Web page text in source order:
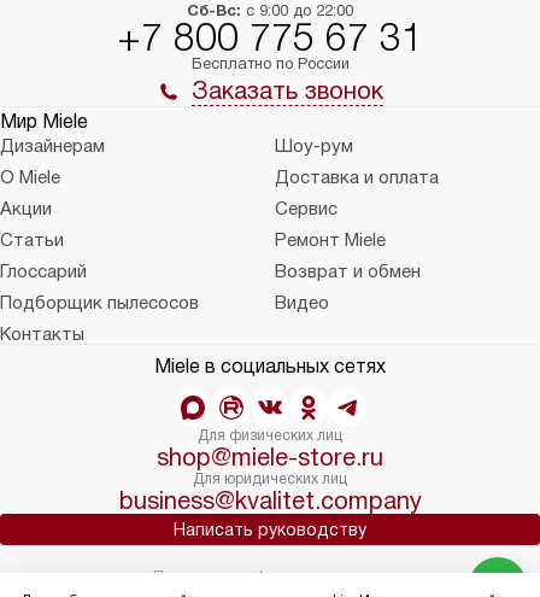
Сб-Вс: с 9:00 до 22:00
+7 800 775 67 31
Бесплатно по России
Заказать звонок
Мир Miele
Дизайнерам
Шоу-рум
О Miele
Доставка и оплата
Акции
Сервис
Статьи
Ремонт Miele
Глоссарий
Возврат и обмен
Подборщик пылесосов
Видео
Контакты
Miele в социальных сетях
Для физических лиц
shop@miele-store.ru
Для юридических лиц
business@kvalitet.company
Написать руководству
Политика конфиденциальности